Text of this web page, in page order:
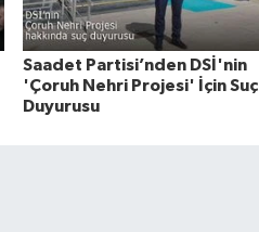
Saadet Partisi’nden DSİ'nin
'Çoruh Nehri Projesi' İçin Suç
Duyurusu